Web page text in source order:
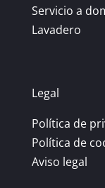
Servicio a
Lavadero
Legal
Política de
Política de
Aviso legal